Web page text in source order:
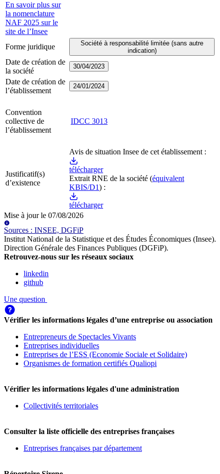
En savoir plus sur
la nomenclature
NAF 2025 sur le
site de l’Insee
Forme juridique
Société à responsabilité limitée (sans autre
indication)
Date de création de
la société
30/04/2023
Date de création de
l’établissement
24/01/2024
Convention
collective de
l’établissement
IDCC 3013
Justificatif(s)
d’existence
Avis de situation Insee de cet établissement :
télécharger
Extrait RNE de la société (équivalent
KBIS/D1) :
télécharger
Mise à jour le 07/08/2026
Sources : INSEE, DGFiP
Institut National de la Statistique et des Études Économiques (Insee).
Direction Générale des Finances Publiques (DGFiP).
Retrouvez-nous sur les réseaux sociaux
linkedin
github
Une question
Vérifier les informations légales d’une entreprise ou association
Entrepreneurs de Spectacles Vivants
Entreprises individuelles
Entreprises de l’ESS (Economie Sociale et Solidaire)
Organismes de formation certifiés Qualiopi
Vérifier les informations légales d'une administration
Collectivités territoriales
Consulter la liste officielle des entreprises françaises
Entreprises françaises par département